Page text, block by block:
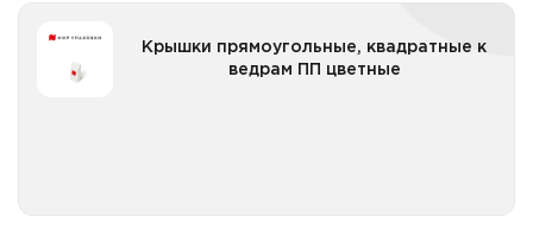
Крышки прямоугольные, квадратные к
ведрам ПП цветные
Крышки прямоугольные, квадратные к ведрам ПП
цветные